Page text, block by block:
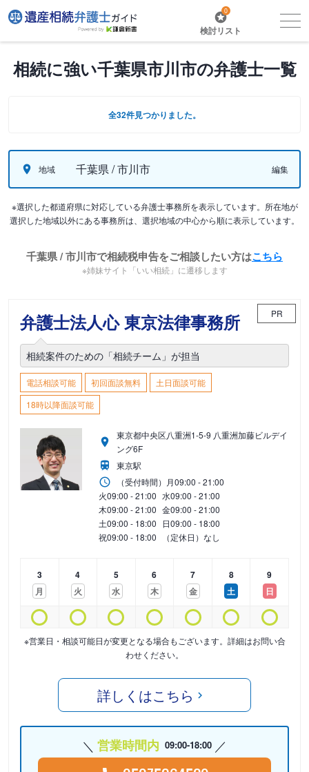
0
検討リスト
相続に強い千葉県市川市の弁護士一覧
全32件見つかりました。
地域 千葉県 / 市川市 編集
※選択した都道府県に対応している弁護士事務所を表示しています。所在地が
選択した地域以外にある事務所は、選択地域の中心から順に表示しています。
千葉県 / 市川市で相続税申告をご相談したい方はこちら
※姉妹サイト「いい相続」に遷移します
弁護士法人心 東京法律事務所 PR
相続案件のための「相続チーム」が担当
電話相談可能 初回面談無料
土日面談可能
18時以降面談可能
東京都中央区八重洲1-5-9 八重洲加藤ビルデイ
ング6F
東京駅
（受付時間） 月09:00 - 21:00
火09:00 - 21:00 水09:00 - 21:00
木09:00 - 21:00 金09:00 - 21:00
土09:00 - 18:00 日09:00 - 18:00
祝09:00 - 18:00 （定休日）なし
3
月
4
火
5
水
6
木
7
金
8
土
9
日
※営業日・相談可能日が変更となる場合もございます。詳細はお問い合
わせください。
詳しくはこちら
営業時間内 09:00-18:00